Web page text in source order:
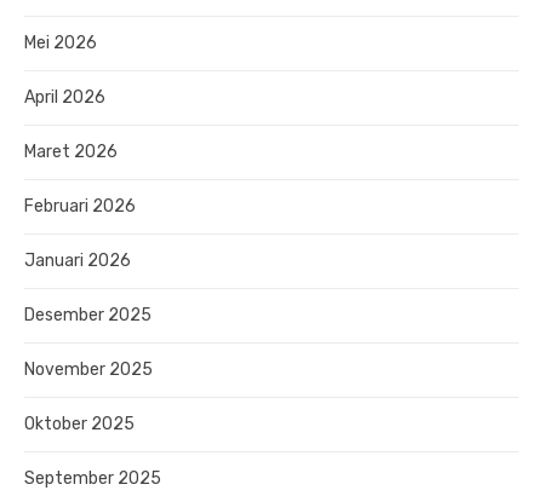
Mei 2026
April 2026
Maret 2026
Februari 2026
Januari 2026
Desember 2025
November 2025
Oktober 2025
September 2025